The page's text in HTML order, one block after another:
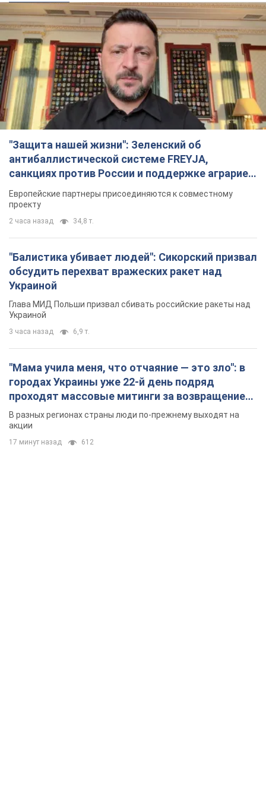
"Защита нашей жизни": Зеленский об
антибаллистической системе FREYJA,
санкциях против России и поддержке аграриев.
Видео
Европейские партнеры присоединяются к совместному
проекту
2 часа назад 34,8 т.
"Балистика убивает людей": Сикорский призвал
обсудить перехват вражеских ракет над
Украиной
Глава МИД Польши призвал сбивать российские ракеты над
Украиной
3 часа назад 6,9 т.
"Мама учила меня, что отчаяние — это зло": в
городах Украины уже 22-й день подряд
проходят массовые митинги за возвращение
Федорова. Фото и видео
В разных регионах страны люди по-прежнему выходят на
акции
17 минут назад 612